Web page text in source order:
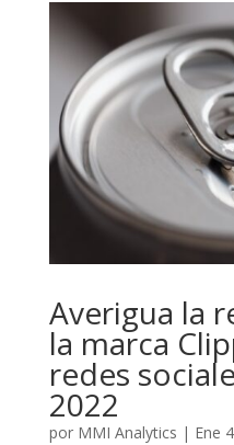
Averigua la
la marca
redes
2022
por MMI Analytics | Ene